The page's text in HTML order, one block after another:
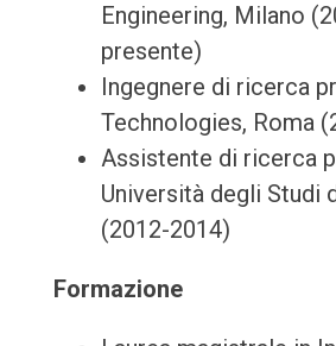
Engineering, Milano
presente)
Ingegnere di ricerca
Technologies, Roma
Assistente di ricerca
Università degli Studi
(2012-2014)
Formazione